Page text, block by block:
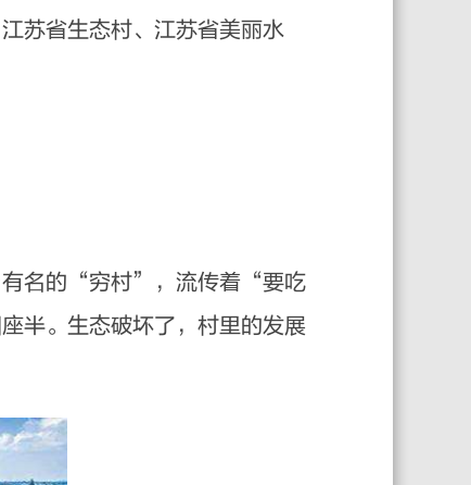
苏省生态村、江苏省美丽水
名的“穷村”，流传着“要吃
半。生态破坏了，村里的发展